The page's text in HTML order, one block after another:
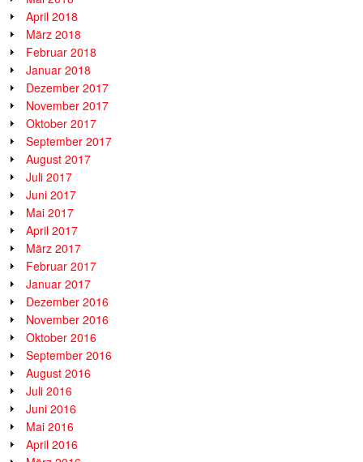
April 2018
März 2018
Februar 2018
Januar 2018
Dezember 2017
November 2017
Oktober 2017
September 2017
August 2017
Juli 2017
Juni 2017
Mai 2017
April 2017
März 2017
Februar 2017
Januar 2017
Dezember 2016
November 2016
Oktober 2016
September 2016
August 2016
Juli 2016
Juni 2016
Mai 2016
April 2016